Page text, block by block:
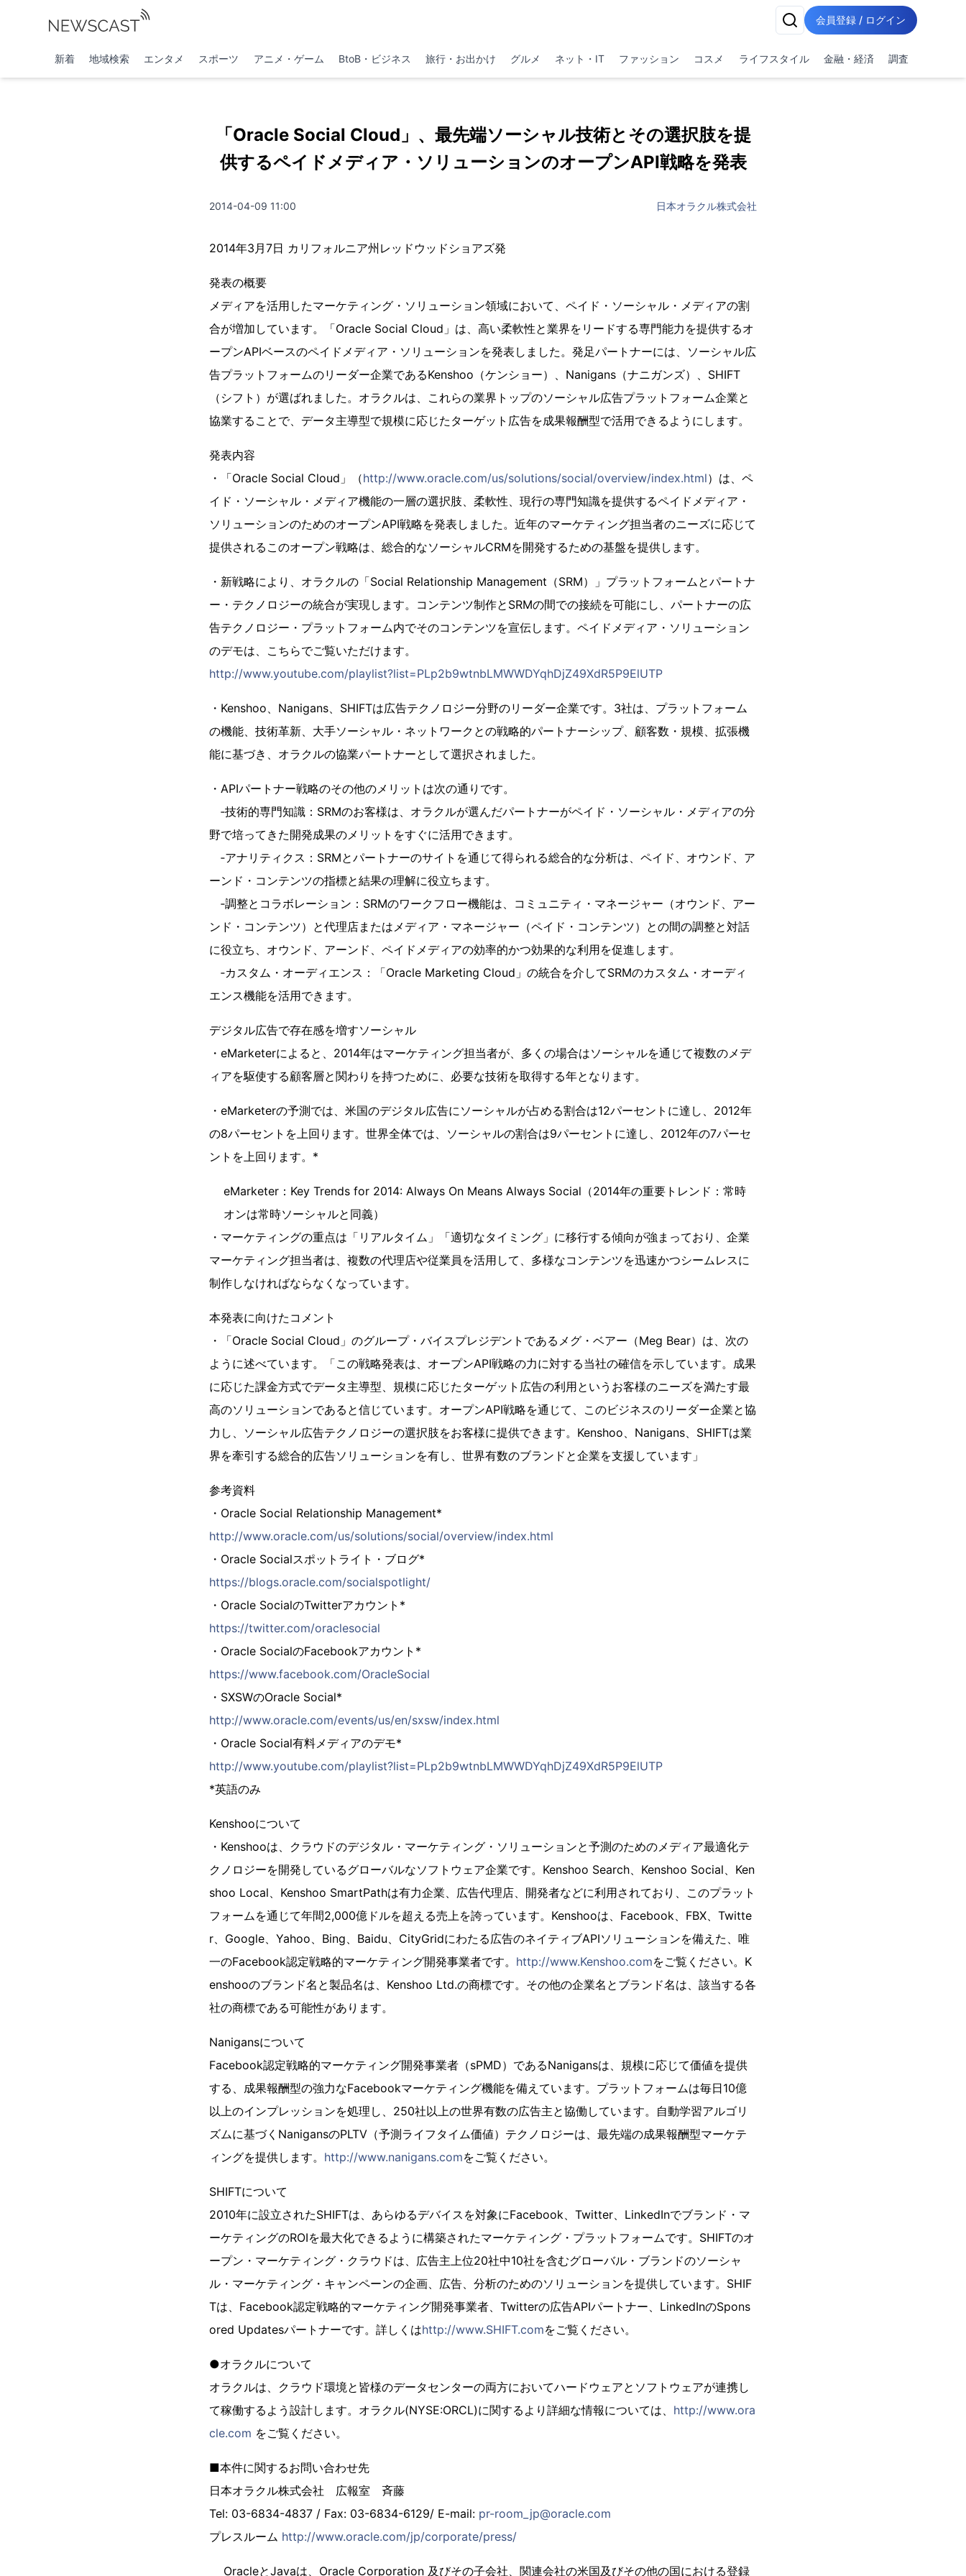
会員登録 / ログイン
新着 地域検索 エンタメ スポーツ アニメ・ゲーム BtoB・ビジネス 旅行・お出かけ グルメ ネット・IT ファッション コスメ ライフスタイル 金融・経済 調査
「Oracle Social Cloud」、最先端ソーシャル技術とその選択肢を提
供するペイドメディア・ソリューションのオープンAPI戦略を発表
2014-04-09 11:00 日本オラクル株式会社
2014年3月7日 カリフォルニア州レッドウッドショアズ発
発表の概要
メディアを活用したマーケティング・ソリューション領域において、ペイド・ソーシャル・メディアの割
合が増加しています。「Oracle Social Cloud」は、高い柔軟性と業界をリードする専門能力を提供するオ
ープンAPIベースのペイドメディア・ソリューションを発表しました。発足パートナーには、ソーシャル広
告プラットフォームのリーダー企業であるKenshoo（ケンショー）、Nanigans（ナニガンズ）、SHIFT
（シフト）が選ばれました。オラクルは、これらの業界トップのソーシャル広告プラットフォーム企業と
協業することで、データ主導型で規模に応じたターゲット広告を成果報酬型で活用できるようにします。
発表内容
・「Oracle Social Cloud」（http://www.oracle.com/us/solutions/social/overview/index.html）は、ペ
イド・ソーシャル・メディア機能の一層の選択肢、柔軟性、現行の専門知識を提供するペイドメディア・
ソリューションのためのオープンAPI戦略を発表しました。近年のマーケティング担当者のニーズに応じて
提供されるこのオープン戦略は、総合的なソーシャルCRMを開発するための基盤を提供します。
・新戦略により、オラクルの「Social Relationship Management（SRM）」プラットフォームとパートナ
ー・テクノロジーの統合が実現します。コンテンツ制作とSRMの間での接続を可能にし、パートナーの広
告テクノロジー・プラットフォーム内でそのコンテンツを宣伝します。ペイドメディア・ソリューション
のデモは、こちらでご覧いただけます。
http://www.youtube.com/playlist?list=PLp2b9wtnbLMWWDYqhDjZ49XdR5P9ElUTP
・Kenshoo、Nanigans、SHIFTは広告テクノロジー分野のリーダー企業です。3社は、プラットフォーム
の機能、技術革新、大手ソーシャル・ネットワークとの戦略的パートナーシップ、顧客数・規模、拡張機
能に基づき、オラクルの協業パートナーとして選択されました。
・APIパートナー戦略のその他のメリットは次の通りです。
­ ‐技術的専門知識：SRMのお客様は、オラクルが選んだパートナーがペイド・ソーシャル・メディアの分
野で培ってきた開発成果のメリットをすぐに活用できます。
­ ‐アナリティクス：SRMとパートナーのサイトを通じて得られる総合的な分析は、ペイド、オウンド、ア
ーンド・コンテンツの指標と結果の理解に役立ちます。
­ ‐調整とコラボレーション：SRMのワークフロー機能は、コミュニティ・マネージャー（オウンド、アー
ンド・コンテンツ）と代理店またはメディア・マネージャー（ペイド・コンテンツ）との間の調整と対話
に役立ち、オウンド、アーンド、ペイドメディアの効率的かつ効果的な利用を促進します。
­ ‐カスタム・オーディエンス：「Oracle Marketing Cloud」の統合を介してSRMのカスタム・オーディ
エンス機能を活用できます。
デジタル広告で存在感を増すソーシャル
・eMarketerによると、2014年はマーケティング担当者が、多くの場合はソーシャルを通じて複数のメデ
ィアを駆使する顧客層と関わりを持つために、必要な技術を取得する年となります。
・eMarketerの予測では、米国のデジタル広告にソーシャルが占める割合は12パーセントに達し、2012年
の8パーセントを上回ります。世界全体では、ソーシャルの割合は9パーセントに達し、2012年の7パーセ
ントを上回ります。*
eMarketer：Key Trends for 2014: Always On Means Always Social（2014年の重要トレンド：常時
オンは常時ソーシャルと同義）
・マーケティングの重点は「リアルタイム」「適切なタイミング」に移行する傾向が強まっており、企業
マーケティング担当者は、複数の代理店や従業員を活用して、多様なコンテンツを迅速かつシームレスに
制作しなければならなくなっています。
本発表に向けたコメント
・「Oracle Social Cloud」のグループ・バイスプレジデントであるメグ・ベアー（Meg Bear）は、次の
ように述べています。「この戦略発表は、オープンAPI戦略の力に対する当社の確信を示しています。成果
に応じた課金方式でデータ主導型、規模に応じたターゲット広告の利用というお客様のニーズを満たす最
高のソリューションであると信じています。オープンAPI戦略を通じて、このビジネスのリーダー企業と協
力し、ソーシャル広告テクノロジーの選択肢をお客様に提供できます。Kenshoo、Nanigans、SHIFTは業
界を牽引する総合的広告ソリューションを有し、世界有数のブランドと企業を支援しています」
参考資料
・Oracle Social Relationship Management*
http://www.oracle.com/us/solutions/social/overview/index.html
・Oracle Socialスポットライト・ブログ*
https://blogs.oracle.com/socialspotlight/
・Oracle SocialのTwitterアカウント*
https://twitter.com/oraclesocial
・Oracle SocialのFacebookアカウント*
https://www.facebook.com/OracleSocial
・SXSWのOracle Social*
http://www.oracle.com/events/us/en/sxsw/index.html
・Oracle Social有料メディアのデモ*
http://www.youtube.com/playlist?list=PLp2b9wtnbLMWWDYqhDjZ49XdR5P9ElUTP
*英語のみ
Kenshooについて
・Kenshooは、クラウドのデジタル・マーケティング・ソリューションと予測のためのメディア最適化テ
クノロジーを開発しているグローバルなソフトウェア企業です。Kenshoo Search、Kenshoo Social、Ken
shoo Local、Kenshoo SmartPathは有力企業、広告代理店、開発者などに利用されており、このプラット
フォームを通じて年間2,000億ドルを超える売上を誇っています。Kenshooは、Facebook、FBX、Twitte
r、Google、Yahoo、Bing、Baidu、CityGridにわたる広告のネイティブAPIソリューションを備えた、唯
一のFacebook認定戦略的マーケティング開発事業者です。 http://www.Kenshoo.comをご覧ください。K
enshooのブランド名と製品名は、Kenshoo Ltd.の商標です。その他の企業名とブランド名は、該当する各
社の商標である可能性があります。
Nanigansについて
Facebook認定戦略的マーケティング開発事業者（sPMD）であるNanigansは、規模に応じて価値を提供
する、成果報酬型の強力なFacebookマーケティング機能を備えています。プラットフォームは毎日10億
以上のインプレッションを処理し、250社以上の世界有数の広告主と協働しています。自動学習アルゴリ
ズムに基づくNanigansのPLTV（予測ライフタイム価値）テクノロジーは、最先端の成果報酬型マーケテ
ィングを提供します。 http://www.nanigans.comをご覧ください。
SHIFTについて
2010年に設立されたSHIFTは、あらゆるデバイスを対象にFacebook、Twitter、LinkedInでブランド・マ
ーケティングのROIを最大化できるように構築されたマーケティング・プラットフォームです。SHIFTのオ
ープン・マーケティング・クラウドは、広告主上位20社中10社を含むグローバル・ブランドのソーシャ
ル・マーケティング・キャンペーンの企画、広告、分析のためのソリューションを提供しています。SHIF
Tは、Facebook認定戦略的マーケティング開発事業者、Twitterの広告APIパートナー、LinkedInのSpons
ored Updatesパートナーです。詳しくはhttp://www.SHIFT.comをご覧ください。
●オラクルについて
オラクルは、クラウド環境と皆様のデータセンターの両方においてハードウェアとソフトウェアが連携し
て稼働するよう設計します。オラクル(NYSE:ORCL)に関するより詳細な情報については、 http://www.ora
cle.com をご覧ください。
■本件に関するお問い合わせ先
日本オラクル株式会社 広報室 斉藤
Tel: 03-6834-4837 / Fax: 03-6834-6129/ E-mail: pr-room_jp@oracle.com
プレスルーム http://www.oracle.com/jp/corporate/press/
OracleとJavaは、Oracle Corporation 及びその子会社、関連会社の米国及びその他の国における登録